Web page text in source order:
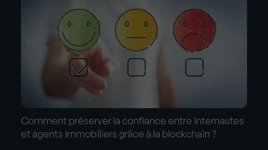
Comment préserver la confiance entre internautes
et agents immobiliers grâce à la blockchain ?